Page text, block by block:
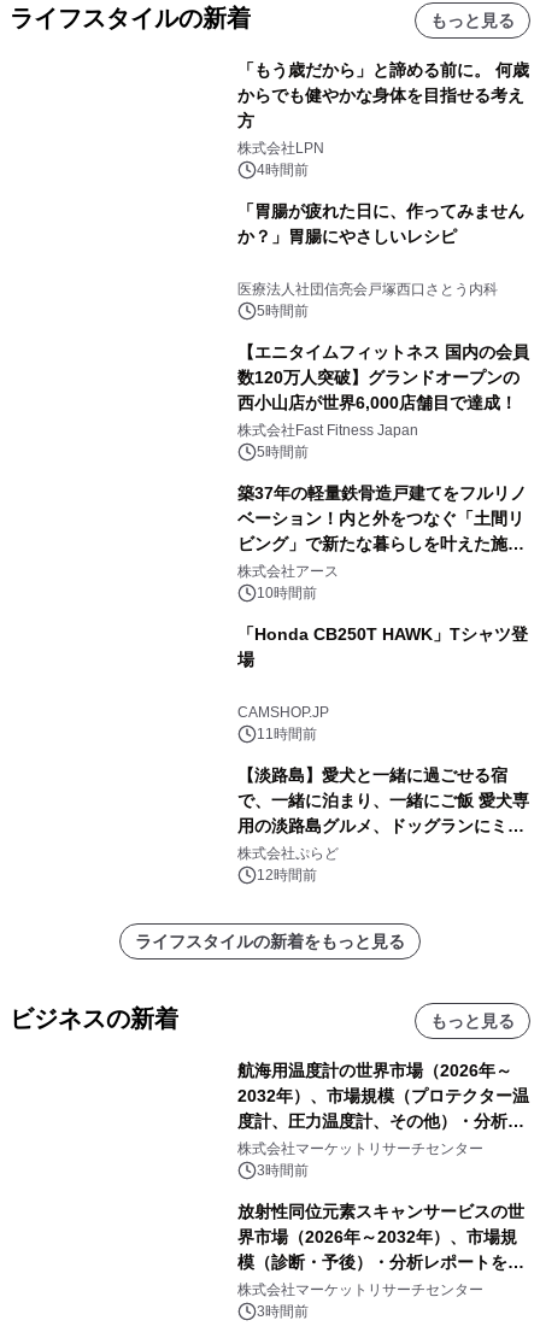
ライフスタイルの新着 もっと見る
「もう歳だから」と諦める前に。 何歳
からでも健やかな身体を目指せる考え
方
株式会社LPN
4時間前
「胃腸が疲れた日に、作ってみません
か？」胃腸にやさしいレシピ
医療法人社団信亮会戸塚西口さとう内科
5時間前
【エニタイムフィットネス 国内の会員
数120万人突破】グランドオープンの
西小山店が世界6,000店舗目で達成！
株式会社Fast Fitness Japan
5時間前
築37年の軽量鉄骨造戸建てをフルリノ
ベーション！内と外をつなぐ「土間リ
ビング」で新たな暮らしを叶えた施工
事例を株式会社アースが公開
株式会社アース
10時間前
「Honda CB250T HAWK」Tシャツ登
場
CAMSHOP.JP
11時間前
【淡路島】愛犬と一緒に過ごせる宿
で、一緒に泊まり、一緒にご飯 愛犬専
用の淡路島グルメ、ドッグランにミニ
プール グランピングとトレーラーハウ
スの2施設で
株式会社ぷらど
12時間前
ライフスタイルの新着をもっと見る
ビジネスの新着 もっと見る
航海用温度計の世界市場（2026年～
2032年）、市場規模（プロテクター温
度計、圧力温度計、その他）・分析レ
ポートを発表
株式会社マーケットリサーチセンター
3時間前
放射性同位元素スキャンサービスの世
界市場（2026年～2032年）、市場規
模（診断・予後）・分析レポートを発
表
株式会社マーケットリサーチセンター
3時間前